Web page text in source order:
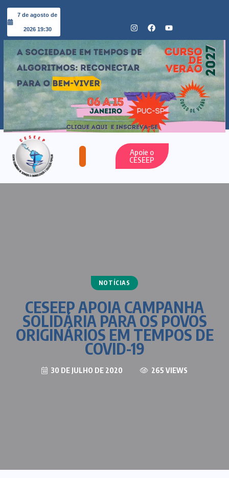
7 de agosto de
2026 19:30
Apoie o
CESEEP
NOTÍCIAS
CESEEP APOIA CAMPANHA
SOLIDÁRIA PARA OS POVOS
ORIGINÁRIOS EM TEMPOS DE
COVID-19
30 DE JULHO DE 2020 265 VIEWS